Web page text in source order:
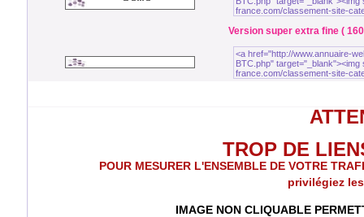
Version super extra fine (
TROP DE
POUR MESURER L'ENSEMBLE DE VOTRE
privilégiez
IMAGE NON CLIQUABLE